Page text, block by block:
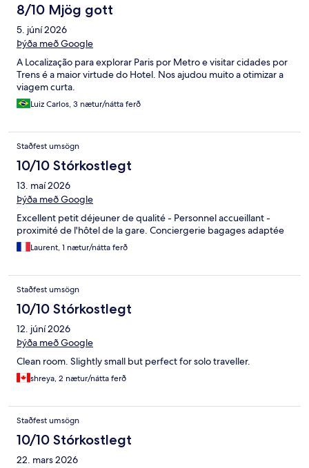
8/10 Mjög gott
5. júní 2026
Þýða með Google
A Localização para explorar Paris por Metro e visitar cidades por
Trens é a maior virtude do Hotel. Nos ajudou muito a otimizar a
viagem curta.
Luiz Carlos, 3 nætur/nátta ferð
Staðfest umsögn
10/10 Stórkostlegt
13. maí 2026
Þýða með Google
Excellent petit déjeuner de qualité - Personnel accueillant -
proximité de l'hôtel de la gare. Conciergerie bagages adaptée
Laurent, 1 nætur/nátta ferð
Staðfest umsögn
10/10 Stórkostlegt
12. júní 2026
Þýða með Google
Clean room. Slightly small but perfect for solo traveller.
shreya, 2 nætur/nátta ferð
Staðfest umsögn
10/10 Stórkostlegt
22. mars 2026